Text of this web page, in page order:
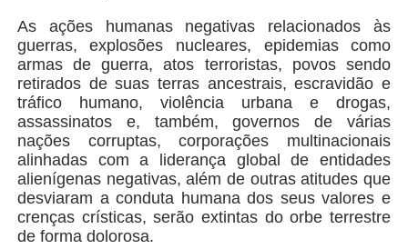
As ações humanas negativas relacionados às
guerras, explosões nucleares, epidemias como
armas de guerra, atos terroristas, povos sendo
retirados de suas terras ancestrais, escravidão e
tráfico humano, violência urbana e drogas,
assassinatos e, também, governos de várias
nações corruptas, corporações multinacionais
alinhadas com a liderança global de entidades
alienígenas negativas, além de outras atitudes que
desviaram a conduta humana dos seus valores e
crenças crísticas, serão extintas do orbe terrestre
de forma dolorosa.